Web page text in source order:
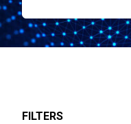
FILTERS